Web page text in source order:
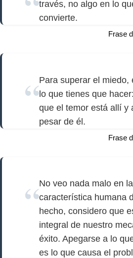
través, no algo en lo
convierte.
Frase
Para superar el miedo,
lo que tienes que
que el temor está allí y
pesar de él.
Frase
No veo nada malo en la
característica humana
hecho, considero que
integral de nuestro
éxito. Apegarse a lo
es lo que causa el